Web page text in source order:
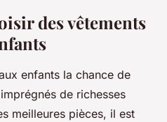
des vêtements
enfants la chance de
de richesses
meilleures pièces, il est